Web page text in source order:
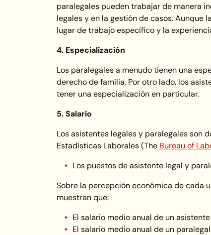
paralegales pueden trabajar de manera
legales y en la gestión de casos.
lugar de trabajo específico y la
4. Especialización
Los paralegales a menudo tienen una
derecho de familia. Por otro lado, los
tener una especialización en particular.
5. Salario
Los asistentes legales y paralegales son
Estadísticas Laborales (The Bureau of
Los puestos de asistente legal y
Sobre la percepción económica de cada
muestran que:
El salario medio anual de un
El salario medio anual de un